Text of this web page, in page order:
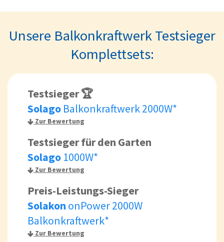
Unsere Balkonkraftwerk Testsieger
Komplettsets:
Testsieger 🏆
Solago Balkonkraftwerk 2000W*
Zur Bewertung
Testsieger für den Garten
Solago 1000W*
Zur Bewertung
Preis-Leistungs-Sieger
Solakon onPower 2000W
Balkonkraftwerk*
Zur Bewertung